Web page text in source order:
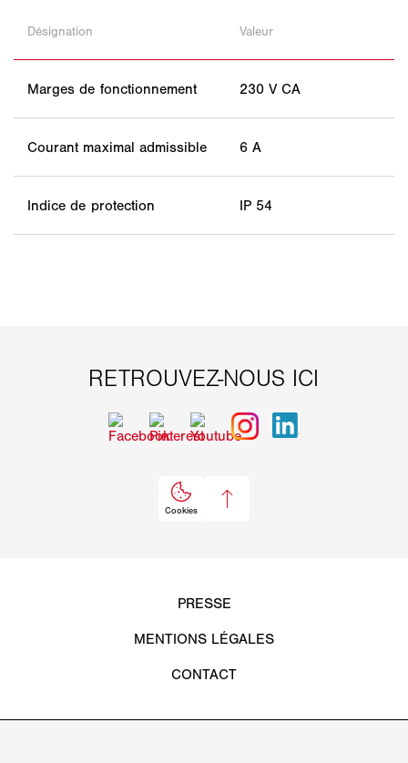
Désignation Valeur
Marges de fonctionnement 230 V CA
Courant maximal admissible 6 A
Indice de protection IP 54